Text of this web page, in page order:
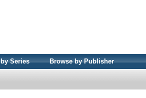
Series Browse by Publisher